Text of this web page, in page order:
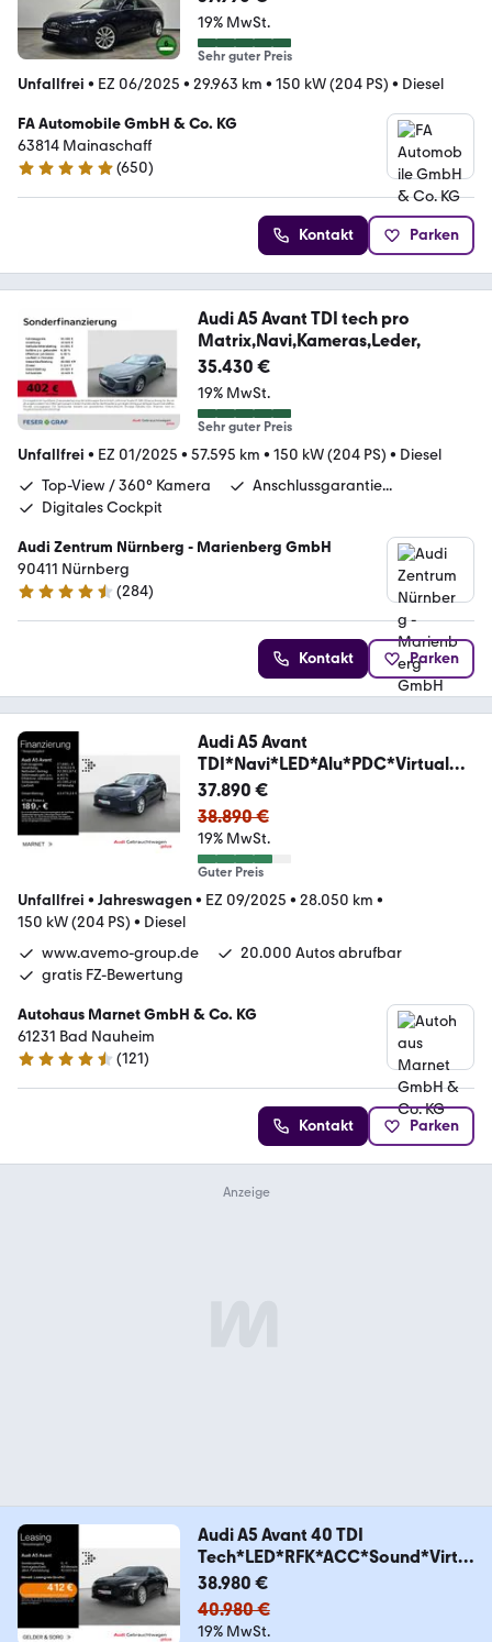
19% MwSt.
Sehr guter Preis
Unfallfrei • EZ 06/2025 • 29.963 km • 150 kW (204 PS) • Diesel
FA Automobile GmbH & Co. KG
63814 Mainaschaff
4.8 Sterne
(650)
Kontakt Parken
Audi A5 Avant TDI tech pro
Matrix,Navi,Kameras,Leder,
35.430 €
19% MwSt.
Sehr guter Preis
Unfallfrei • EZ 01/2025 • 57.595 km • 150 kW (204 PS) • Diesel
Top-View / 360° Kamera
Anschlussgarantie...
Digitales Cockpit
Audi Zentrum Nürnberg - Marienberg GmbH
90411 Nürnberg
4.6 Sterne
(284)
Kontakt Parken
Audi A5 Avant
TDI*Navi*LED*Alu*PDC*Virtual
Cockpit*Ka
37.890 €
38.890 €
19% MwSt.
Guter Preis
Unfallfrei • Jahreswagen• EZ 09/2025 • 28.050 km •
150 kW (204 PS) • Diesel
www.avemo-group.de
20.000 Autos abrufbar
gratis FZ-Bewertung
Autohaus Marnet GmbH & Co. KG
61231 Bad Nauheim
4.5 Sterne
(121)
Kontakt Parken
Audi A5 Avant 40 TDI
Tech*LED*RFK*ACC*Sound*Virtu
al
38.980 €
40.980 €
19% MwSt.